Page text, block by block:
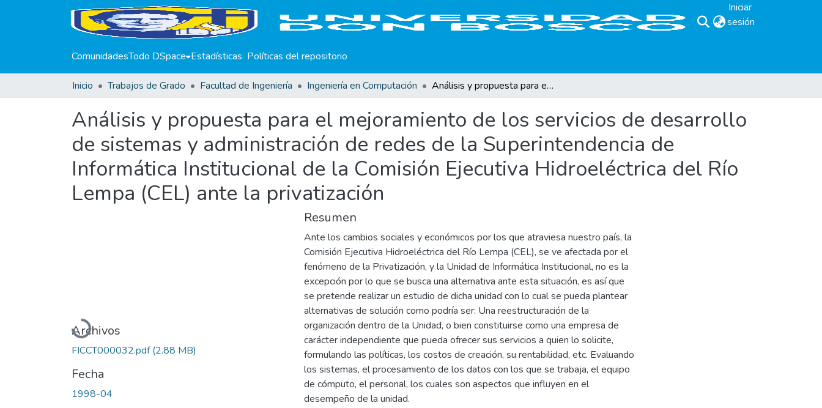
Iniciar
sesión
ComunidadesTodo DSpace Estadísticas Políticas del repositorio
Inicio Trabajos de Grado Facultad de Ingeniería Ingeniería en Computación Análisis y propuesta para el mejoramiento de los servicios de desarrollo de sistemas y administración de redes de la Superintendencia de Informática Institucional de la Comisión Ejecutiva Hidroeléctrica del Río Lempa (CEL) ante la privatización
Análisis y propuesta para el mejoramiento de los servicios de desarrollo
de sistemas y administración de redes de la Superintendencia de
Informática Institucional de la Comisión Ejecutiva Hidroeléctrica del Río
Lempa (CEL) ante la privatización
Cargando...
Archivos
FICCT000032.pdf(2.88 MB)
Fecha
1998-04
Resumen
Ante los cambios sociales y económicos por los que atraviesa nuestro país, la
Comisión Ejecutiva Hidroeléctrica del Río Lempa (CEL), se ve afectada por el
fenómeno de la Privatización, y la Unidad de Informática Institucional, no es la
excepción por lo que se busca una alternativa ante esta situación, es así que
se pretende realizar un estudio de dicha unidad con lo cual se pueda plantear
alternativas de solución como podría ser: Una reestructuración de la
organización dentro de la Unidad, o bien constituirse como una empresa de
carácter independiente que pueda ofrecer sus servicios a quien lo solicite,
formulando las políticas, los costos de creación, su rentabilidad, etc. Evaluando
los sistemas, el procesamiento de los datos con los que se trabaja, el equipo
de cómputo, el personal, los cuales son aspectos que influyen en el
desempeño de la unidad.